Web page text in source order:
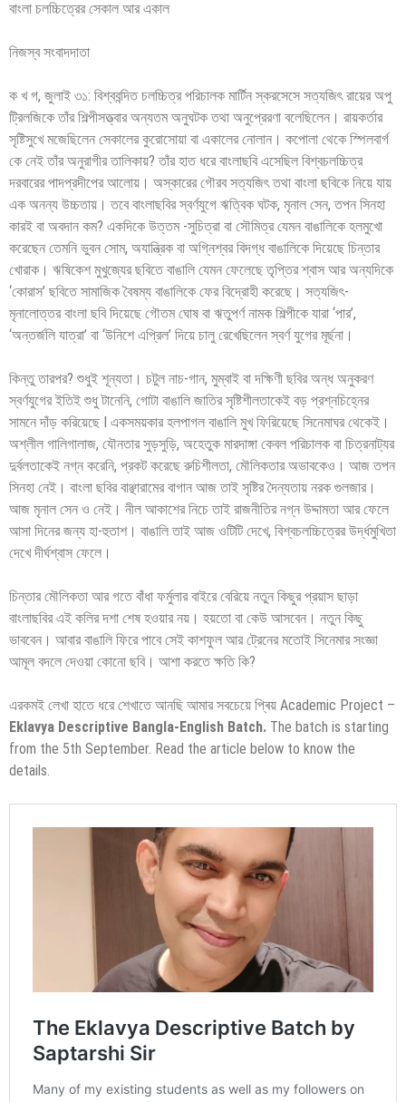
বাংলা চলচ্চিত্রের সেকাল আর একাল
নিজস্ব সংবাদদাতা
ক খ গ, জুলাই ৩১: বিশ্ববন্দিত চলচ্চিত্র পরিচালক মার্টিন স্করসেসে সত্যজিৎ রায়ের অপু
ট্রিলজিকে তাঁর শিল্পীসত্ত্বার অন্যতম অনুঘটক তথা অনুপ্রেরণা বলেছিলেন। রায়কর্তার
সৃষ্টিসুখে মজেছিলেন সেকালের কুরোসোয়া বা একালের নোলান। কপোলা থেকে স্পিলবার্গ
কে নেই তাঁর অনুরাগীর তালিকায়? তাঁর হাত ধরে বাংলাছবি এসেছিল বিশ্বচলচ্চিত্র
দরবারের পাদপ্রদীপের আলোয়। অস্কারের গৌরব সত্যজিৎ তথা বাংলা ছবিকে নিয়ে যায়
এক অনন্য উচ্চতায়। তবে বাংলাছবির স্বর্ণযুগে ঋত্বিক ঘটক, মৃনাল সেন, তপন সিনহা
কারই বা অবদান কম? একদিকে উত্তম -সুচিত্রা বা সৌমিত্র যেমন বাঙালিকে হলমুখো
করেছেন তেমনি ভুবন সোম, অযান্ত্রিক বা অগ্নিশ্বর বিদগ্ধ বাঙালিকে দিয়েছে চিন্তার
খোরাক। ঋষিকেশ মুখুজ্যের ছবিতে বাঙালি যেমন ফেলেছে তৃপ্তির শ্বাস আর অন্যদিকে
‘কোরাস’ ছবিতে সামাজিক বৈষম্য বাঙালিকে ফের বিদ্রোহী করেছে। সত্যজিৎ-
মৃনালোত্তর বাংলা ছবি দিয়েছে গৌতম ঘোষ বা ঋতুপর্ণ নামক শিল্পীকে যারা ‘পার’,
‘অন্তর্জলি যাত্রা’ বা ‘উনিশে এপ্রিল’ দিয়ে চালু রেখেছিলেন স্বর্ণ যুগের মূর্ছনা।
কিন্তু তারপর? শুধুই শূন্যতা। চটুল নাচ-গান, মুম্বাই বা দক্ষিণী ছবির অন্ধ অনুকরণ
স্বর্ণযুগের ইতিই শুধু টানেনি, গোটা বাঙালি জাতির সৃষ্টিশীলতাকেই বড় প্রশ্নচিহ্নের
সামনে দাঁড় করিয়েছে I একসময়কার হলপাগল বাঙালি মুখ ফিরিয়েছে সিনেমাঘর থেকেই।
অশ্লীল গালিগালাজ, যৌনতার সুড়সুড়ি, অহেতুক মারদাঙ্গা কেবল পরিচালক বা চিত্রনাট্যর
দুর্বলতাকেই নগ্ন করেনি, প্রকট করেছে রুচিশীলতা, মৌলিকতার অভাবকেও। আজ তপন
সিনহা নেই। বাংলা ছবির বাঞ্ছারামের বাগান আজ তাই সৃষ্টির দৈন্যতায় নরক গুলজার।
আজ মৃনাল সেন ও নেই। নীল আকাশের নিচে তাই রাজনীতির নগ্ন উদ্দামতা আর ফেলে
আসা দিনের জন্য হা-হুতাশ। বাঙালি তাই আজ ওটিটি দেখে, বিশ্বচলচ্চিত্রের উর্দ্ধমুখিতা
দেখে দীর্ঘশ্বাস ফেলে।
চিন্তার মৌলিকতা আর গতে বাঁধা ফর্মুলার বাইরে বেরিয়ে নতুন কিছুর প্রয়াস ছাড়া
বাংলাছবির এই কলির দশা শেষ হওয়ার নয়। হয়তো বা কেউ আসবেন। নতুন কিছু
ভাববেন। আবার বাঙালি ফিরে পাবে সেই কাশফুল আর ট্রেনের মতোই সিনেমার সংজ্ঞা
আমূল বদলে দেওয়া কোনো ছবি। আশা করতে ক্ষতি কি?
এরকমই লেখা হাতে ধরে শেখাতে আনছি আমার সবচেয়ে প্ৰিয় Academic Project –
Eklavya Descriptive Bangla-English Batch. The batch is starting
from the 5th September. Read the article below to know the
details.